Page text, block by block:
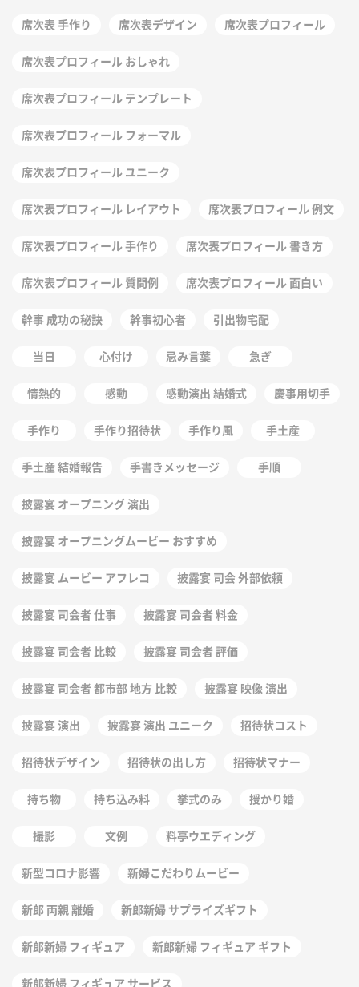
席次表 手作り 席次表デザイン 席次表プロフィール
席次表プロフィール おしゃれ
席次表プロフィール テンプレート
席次表プロフィール フォーマル
席次表プロフィール ユニーク
席次表プロフィール レイアウト 席次表プロフィール 例文
席次表プロフィール 手作り 席次表プロフィール 書き方
席次表プロフィール 質問例 席次表プロフィール 面白い
幹事 成功の秘訣 幹事初心者 引出物宅配
当日 心付け 忌み言葉 急ぎ
情熱的 感動 感動演出 結婚式 慶事用切手
手作り 手作り招待状 手作り風 手土産
手土産 結婚報告 手書きメッセージ 手順
披露宴 オープニング 演出
披露宴 オープニングムービー おすすめ
披露宴 ムービー アフレコ 披露宴 司会 外部依頼
披露宴 司会者 仕事 披露宴 司会者 料金
披露宴 司会者 比較 披露宴 司会者 評価
披露宴 司会者 都市部 地方 比較 披露宴 映像 演出
披露宴 演出 披露宴 演出 ユニーク 招待状コスト
招待状デザイン 招待状の出し方 招待状マナー
持ち物 持ち込み料 挙式のみ 授かり婚
撮影 文例 料亭ウエディング
新型コロナ影響 新婦こだわりムービー
新郎 両親 離婚 新郎新婦 サプライズギフト
新郎新婦 フィギュア 新郎新婦 フィギュア ギフト
新郎新婦 フィギュア サービス